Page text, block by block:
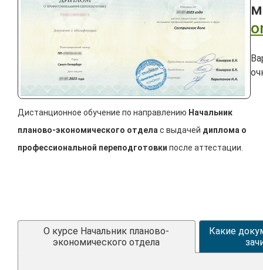
Дистанционное обучение по направлению Начальник
планово-экономического отделас выдачей диплома о
профессиональной переподготовки после аттестации.
О курсе Начальник планово-
экономического отдела
Какие